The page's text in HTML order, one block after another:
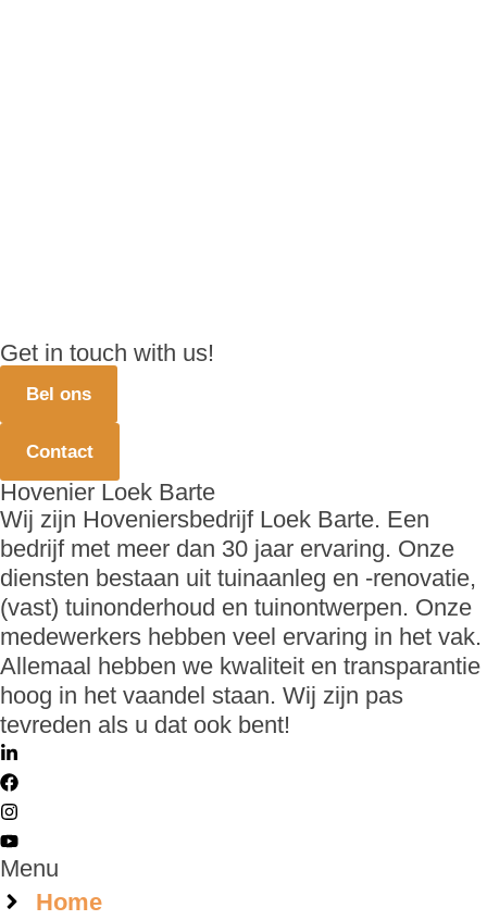
Get in touch with us!
Bel ons
Contact
Hovenier Loek Barte
Wij zijn Hoveniersbedrijf Loek Barte. Een
bedrijf met meer dan 30 jaar ervaring. Onze
diensten bestaan uit tuinaanleg en -renovatie,
(vast) tuinonderhoud en tuinontwerpen. Onze
medewerkers hebben veel ervaring in het vak.
Allemaal hebben we kwaliteit en transparantie
hoog in het vaandel staan. Wij zijn pas
tevreden als u dat ook bent!
Menu
Home